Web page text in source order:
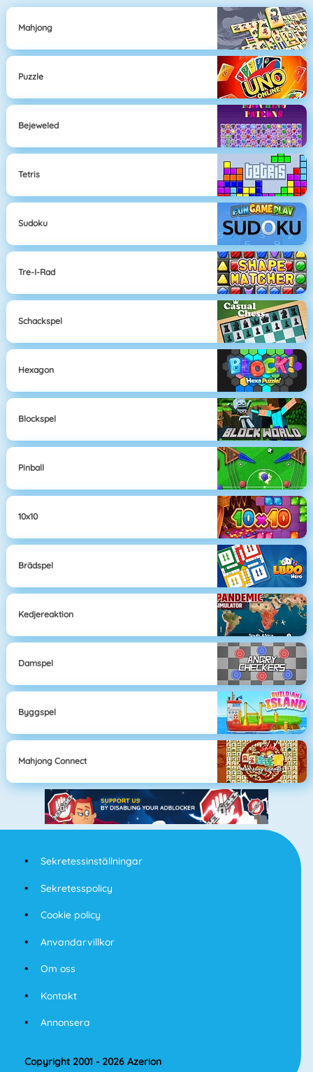
Mahjong
Puzzle
Bejeweled
Tetris
Sudoku
Tre-I-Rad
Schackspel
Hexagon
Blockspel
Pinball
10x10
Brädspel
Kedjereaktion
Damspel
Byggspel
Mahjong Connect
Sekretessinställningar
Sekretesspolicy
Cookie policy
Anvandarvillkor
Om oss
Kontakt
Annonsera
Copyright 2001 - 2026 Azerion